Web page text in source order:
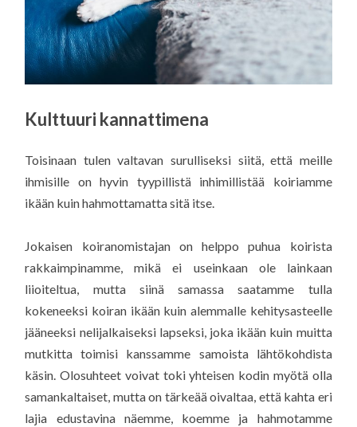
Kulttuuri kannattimena
Toisinaan tulen valtavan surulliseksi siitä, että meille
ihmisille on hyvin tyypillistä inhimillistää koiriamme
ikään kuin hahmottamatta sitä itse.
Jokaisen koiranomistajan on helppo puhua koirista
rakkaimpinamme, mikä ei useinkaan ole lainkaan
liioiteltua, mutta siinä samassa saatamme tulla
kokeneeksi koiran ikään kuin alemmalle kehitysasteelle
jääneeksi nelijalkaiseksi lapseksi, joka ikään kuin muitta
mutkitta toimisi kanssamme samoista lähtökohdista
käsin. Olosuhteet voivat toki yhteisen kodin myötä olla
samankaltaiset, mutta on tärkeää oivaltaa, että kahta eri
lajia edustavina näemme, koemme ja hahmotamme